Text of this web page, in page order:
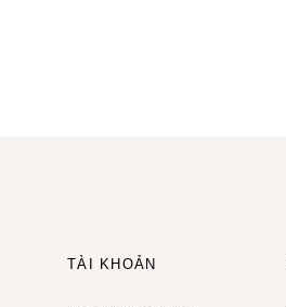
TÀI KHOẢN